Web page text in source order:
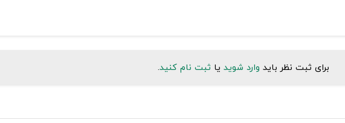
برای ثبت نظر باید وارد شوید یا ثبت نام کنید.